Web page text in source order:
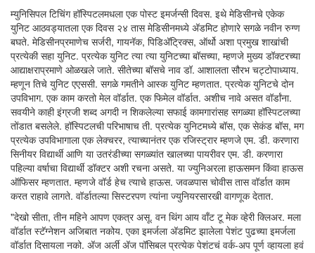
म्युनिसिपल टिचिंग हॉस्पिटलमधला एक पोस्ट इमर्जन्सी दिवस. इथे मेडिसीनचे एकेक
युनिट आठवड्यातला एक दिवस २४ तास मेडिसीनमध्ये अ‍ॅडमिट होणारे सगळे नवीन रुग्ण
बघते. मेडिसीनप्रमाणेच सर्जरी, गायनॅक, पिडिअ‍ॅट्रिक्स, ऑर्थो अशा प्रमुख शाखांची
प्रत्येकी सहा युनिट. प्रत्येक युनिट त्या त्या युनिटच्या बॉसच्या, म्हणजे मुख्य डॉक्टरच्या
आद्याक्षराप्रमाणे ओळखले जाते. सीतेच्या बॉसचे नाव डॉ. आशालता सौरभ चट्टोपाध्याय.
म्हणून तिचे युनिट एएससी. सगळे गमतीने आस्क युनिट म्हणतात. प्रत्येक युनिटचे दोन
उपविभाग. एक काम करतो मेल वॉर्डात. एक फिमेल वॉर्डात. अशीच नावे असत वॉर्डांना.
सवयीने काही इंग्रजी शब्द अगदी न शिकलेल्या सफाई कामगारांसह सगळ्या हॉस्पिटलच्या
तोंडात बसलेले. हॉस्पिटलची परिभाषाच ती. प्रत्येक युनिटमध्ये बॉस, एक सेकंड बॉस, मग
प्रत्येक उपविभागाला एक लेक्चरर, त्याच्यानंतर एक रजिस्ट्रार म्हणजे एम. डी. करणारा
सिनीयर विद्यार्थी आणि या उतरंडीच्या सगळ्यांत खालच्या पायरीवर एम. डी. करणारा
पहिल्या वर्षाचा विद्यार्थी डॉक्टर अशी रचना असते. या ज्युनिअरला हाऊसमन किंवा हाऊस
ऑफिसर म्हणतात. म्हणजे वॉर्ड हेच त्याचे हाऊस. जवळपास चोवीस तास वॉर्डात काम
करत राहावे लागते. वॉर्डातल्या सिस्टरपण त्यांना ज्युनियरसारखी वागणूक देतात.
"देखो सीता, तीन महिने आपण एकत्र असू. वन थिंग आय वाँट टू मेक व्हेरी क्लिअर. मला
वॉर्डात स्टॅग्नेशन अजिबात नकोय. एका इमर्जला अ‍ॅडमिट झालेला पेशंट पुढच्या इमर्जला
वॉर्डात दिसायला नको. अ‍ॅज अर्ली अ‍ॅज पॉसिबल प्रत्येक पेशंटचं वर्क-अप पूर्ण व्हायला हवं